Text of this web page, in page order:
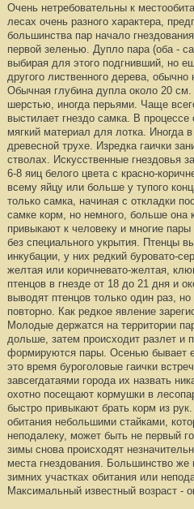
Очень нетребовательны к
лесах очень разного характера,
большинства пар начало
первой зеленью. Дупло пара (оба -
выбирая для этого подгнивший, но
другого лиственного дерева,
Обычная глубина дупла около 20
шерстью, иногда перьями. Чаще
выстилает гнездо самка. В
мягкий материал для лотка. Иногда
древесной трухе. Изредка гаички
стволах. Искусственные гнездовья
6-8 яиц белого цвета с красно-
всему яйцу или больше у тупого
только самка, начиная с откладки
самке корм, но немного, больше она
привыкают к человеку и многие
без специального укрытия. Птенцы
инкубации, у них редкий буровато-
желтая или коричневато-желтая,
птенцов в гнезде от 18 до 21 дня и
выводят птенцов только один раз,
повторно. Как редкое явление
Молодые держатся на территории
дольше, затем происходит разлет и
формируются пары. Осенью бывает
это время буроголовые гаички
завсегдатаями города их назвать
охотно посещают кормушки в
быстро привыкают брать корм из
обитания небольшими стайками,
неподалеку, может быть не первый
зимы снова происходят
места гнездования. Большинство
зимних участках обитания или
Максимальный известный возраст -